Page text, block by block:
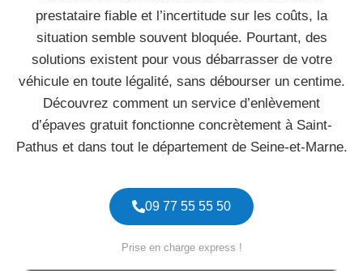
prestataire fiable et l’incertitude sur les coûts, la
situation semble souvent bloquée. Pourtant, des
solutions existent pour vous débarrasser de votre
véhicule en toute légalité, sans débourser un centime.
Découvrez comment un service d’enlèvement
d’épaves gratuit fonctionne concrètement à Saint-
Pathus et dans tout le département de Seine-et-Marne.
09 77 55 55 50
Prise en charge express !